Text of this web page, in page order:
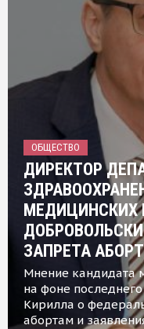
ОБЩЕСТВО
ДИРЕКТОР
МЕДИЦИНСКИХ
ЗАПРЕТА
Мнение кандидата
на фоне
Кирилла о
абортам и